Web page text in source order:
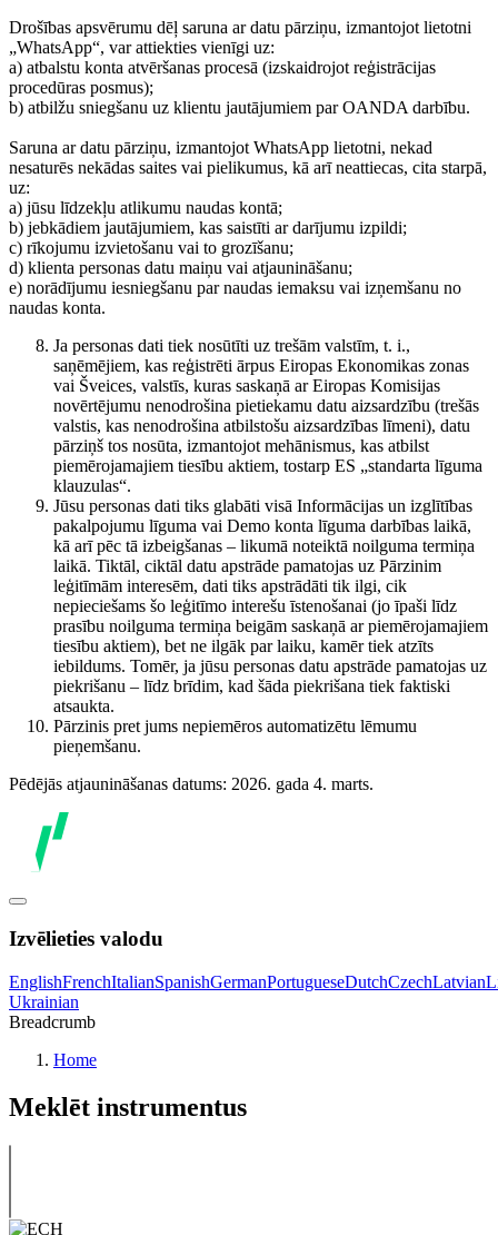
Drošības apsvērumu dēļ saruna ar datu pārziņu, izmantojot lietotni
„WhatsApp“, var attiekties vienīgi uz:
a) atbalstu konta atvēršanas procesā (izskaidrojot reģistrācijas
procedūras posmus);
b) atbilžu sniegšanu uz klientu jautājumiem par OANDA darbību.
Saruna ar datu pārziņu, izmantojot WhatsApp lietotni, nekad
nesaturēs nekādas saites vai pielikumus, kā arī neattiecas, cita starpā,
uz:
a) jūsu līdzekļu atlikumu naudas kontā;
b) jebkādiem jautājumiem, kas saistīti ar darījumu izpildi;
c) rīkojumu izvietošanu vai to grozīšanu;
d) klienta personas datu maiņu vai atjaunināšanu;
e) norādījumu iesniegšanu par naudas iemaksu vai izņemšanu no
naudas konta.
Ja personas dati tiek nosūtīti uz trešām valstīm, t. i.,
saņēmējiem, kas reģistrēti ārpus Eiropas Ekonomikas zonas
vai Šveices, valstīs, kuras saskaņā ar Eiropas Komisijas
novērtējumu nenodrošina pietiekamu datu aizsardzību (trešās
valstis, kas nenodrošina atbilstošu aizsardzības līmeni), datu
pārziņš tos nosūta, izmantojot mehānismus, kas atbilst
piemērojamajiem tiesību aktiem, tostarp ES „standarta līguma
klauzulas“.
Jūsu personas dati tiks glabāti visā Informācijas un izglītības
pakalpojumu līguma vai Demo konta līguma darbības laikā,
kā arī pēc tā izbeigšanas – likumā noteiktā noilguma termiņa
laikā. Tiktāl, ciktāl datu apstrāde pamatojas uz Pārzinim
leģitīmām interesēm, dati tiks apstrādāti tik ilgi, cik
nepieciešams šo leģitīmo interešu īstenošanai (jo īpaši līdz
prasību noilguma termiņa beigām saskaņā ar piemērojamajiem
tiesību aktiem), bet ne ilgāk par laiku, kamēr tiek atzīts
iebildums. Tomēr, ja jūsu personas datu apstrāde pamatojas uz
piekrišanu – līdz brīdim, kad šāda piekrišana tiek faktiski
atsaukta.
Pārzinis pret jums nepiemēros automatizētu lēmumu
pieņemšanu.
Pēdējās atjaunināšanas datums: 2026. gada 4. marts.
Izvēlieties valodu
EnglishFrenchItalianSpanishGermanPortugueseDutchCzechLatvian
Ukrainian
Breadcrumb
Home
Meklēt instrumentus